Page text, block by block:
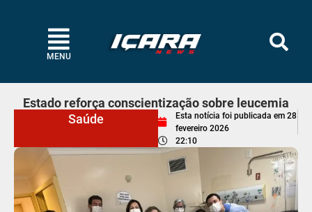
MENU
Estado reforça conscientização sobre leucemia
Saúde
Esta notícia foi publicada em 28
fevereiro 2026
22:10